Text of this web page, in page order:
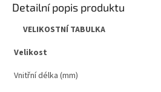
Detailní popis produktu
VELIKOSTNÍ TABULKA
Velikost
Vnitřní délka (mm)